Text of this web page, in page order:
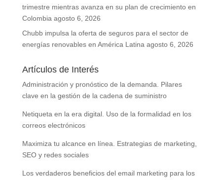
trimestre mientras avanza en su plan de crecimiento en
Colombia agosto 6, 2026
Chubb impulsa la oferta de seguros para el sector de
energías renovables en América Latina agosto 6, 2026
Artículos de Interés
Administración y pronóstico de la demanda. Pilares
clave en la gestión de la cadena de suministro
Netiqueta en la era digital. Uso de la formalidad en los
correos electrónicos
Maximiza tu alcance en línea. Estrategias de marketing,
SEO y redes sociales
Los verdaderos beneficios del email marketing para los